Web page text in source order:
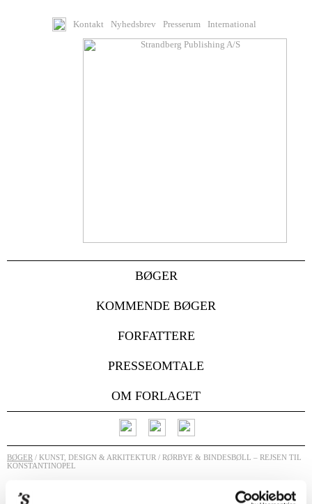
Kontakt Nyhedsbrev Presserum International
BØGER
KOMMENDE BØGER
FORFATTERE
PRESSEOMTALE
OM FORLAGET
BØGER / KUNST, DESIGN & ARKITEKTUR / RØRBYE & BINDESBØLL – REJSEN TIL
KONSTANTINOPEL